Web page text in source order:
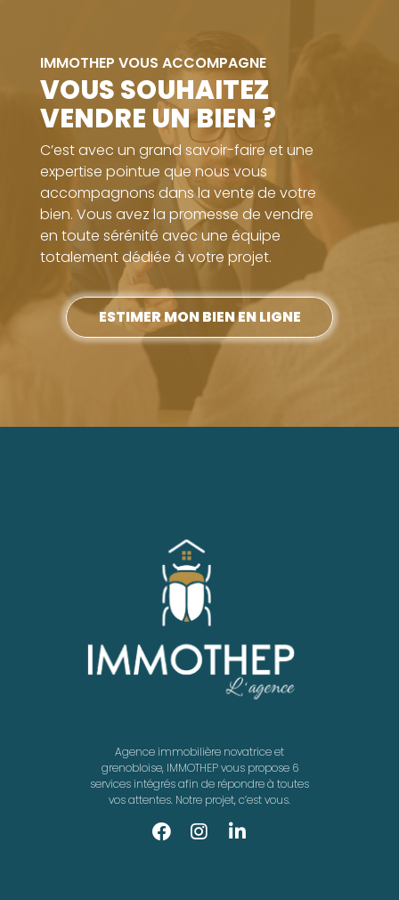
IMMOTHEP VOUS ACCOMPAGNE
VOUS SOUHAITEZ
VENDRE UN BIEN ?
C’est avec un grand savoir-faire et une
expertise pointue que nous vous
accompagnons dans la vente de votre
bien. Vous avez la promesse de vendre
en toute sérénité avec une équipe
totalement dédiée à votre projet.
ESTIMER MON BIEN EN LIGNE
Agence immobilière novatrice et
grenobloise, IMMOTHEP vous propose 6
services intégrés afin de répondre à toutes
vos attentes. Notre projet, c’est vous.